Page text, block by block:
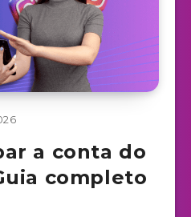
a conta do
completo